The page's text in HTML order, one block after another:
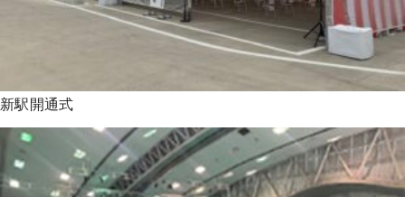
新駅開通式